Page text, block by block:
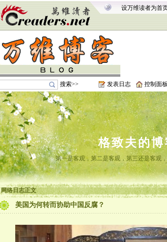
设万维读者为首
搜索>> 发表日志 控制面板
格致夫的博
第一是客观，第二是客观，第三还是客观
网络日志正文
美国为何转而协助中国反腐？